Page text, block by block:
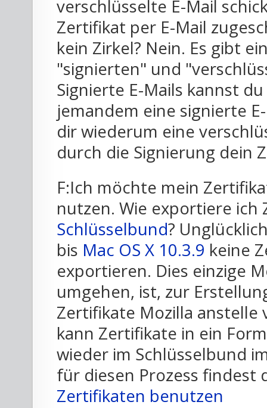
verschlüsselte E-Mail
Zertifikat per E-Mail
kein Zirkel? Nein. Es gibt
"signierten" und
Signierte E-Mails kannst
jemandem eine signierte
dir wiederum eine
durch die Signierung dein
F:Ich möchte mein
nutzen. Wie exportiere ich
Schlüsselbund?
bis Mac OS X 10.3.9 keine
exportieren. Dies einzige
umgehen, ist, zur
Zertifikate Mozilla anstelle
kann Zertifikate in ein
wieder im Schlüsselbund
für diesen Prozess findest
Zertifikaten benutzen